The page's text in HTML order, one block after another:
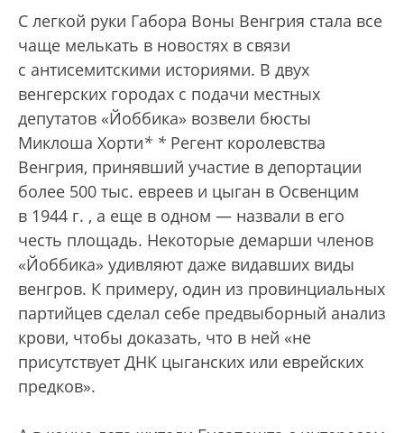
С легкой руки Габора Воны Венгрия стала все
чаще мелькать в новостях в связи
с антисемитскими историями. В двух
венгерских городах с подачи местных
депутатов «Йоббика» возвели бюсты
Миклоша Хорти* * Регент королевства
Венгрия, принявший участие в депортации
более 500 тыс. евреев и цыган в Освенцим
в 1944 г. , а еще в одном — назвали в его
честь площадь. Некоторые демарши членов
«Йоббика» удивляют даже видавших виды
венгров. К примеру, один из провинциальных
партийцев сделал себе предвыборный анализ
крови, чтобы доказать, что в ней «не
присутствует ДНК цыганских или еврейских
предков».